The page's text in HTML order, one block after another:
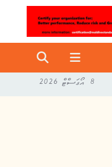
8 އޯގަސްޓް 2026